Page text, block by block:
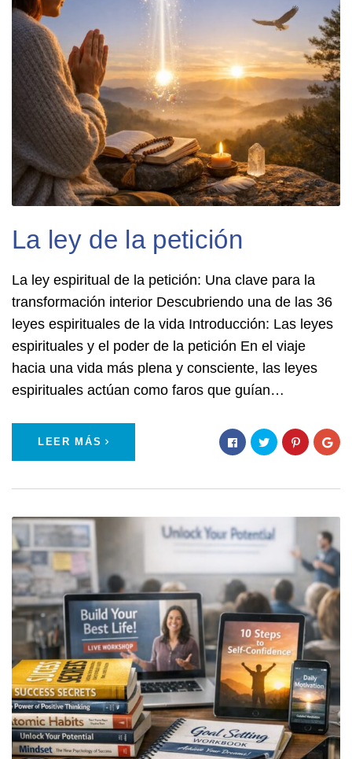
La ley de la petición
La ley espiritual de la petición: Una clave para la
transformación interior Descubriendo una de las 36
leyes espirituales de la vida Introducción: Las leyes
espirituales y el poder de la petición En el viaje
hacia una vida más plena y consciente, las leyes
espirituales actúan como faros que guían…
LEER MÁS